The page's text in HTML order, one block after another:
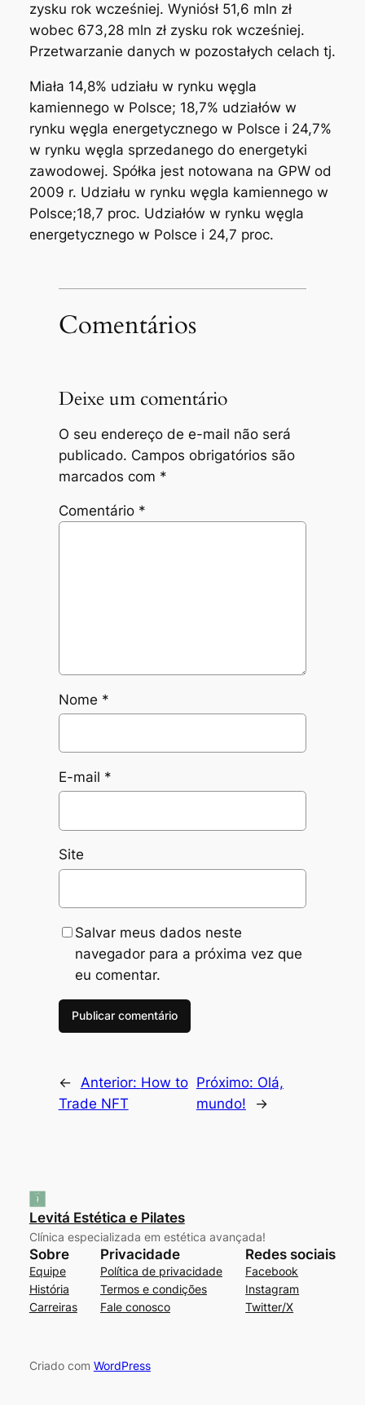
zysku rok wcześniej. Wyniósł 51,6 mln zł
wobec 673,28 mln zł zysku rok wcześniej.
Przetwarzanie danych w pozostałych celach tj.
Miała 14,8% udziału w rynku węgla
kamiennego w Polsce; 18,7% udziałów w
rynku węgla energetycznego w Polsce i 24,7%
w rynku węgla sprzedanego do energetyki
zawodowej. Spółka jest notowana na GPW od
2009 r. Udziału w rynku węgla kamiennego w
Polsce;18,7 proc. Udziałów w rynku węgla
energetycznego w Polsce i 24,7 proc.
Comentários
Deixe um comentário
O seu endereço de e-mail não será
publicado. Campos obrigatórios são
marcados com *
Comentário *
Nome *
E-mail *
Site
Salvar meus dados neste
navegador para a próxima vez que
eu comentar.
← Anterior: How to
Trade NFT
Próximo: Olá,
mundo!
→
Levitá Estética e Pilates
Clínica especializada em estética avançada!
Sobre
Equipe
História
Carreiras
Privacidade
Política de privacidade
Termos e condições
Fale conosco
Redes sociais
Facebook
Instagram
Twitter/X
Criado com WordPress